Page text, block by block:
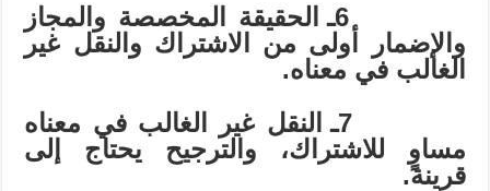
6 ـالحقيقة المخصصة والمجاز
والإضمار أولى من الاشتراك والنقل غير
الغالب في معناه.
7 ـالنقل غير الغالب في معناه
مساوٍ للاشتراك، والترجيح يحتاج إلى
قرينة.